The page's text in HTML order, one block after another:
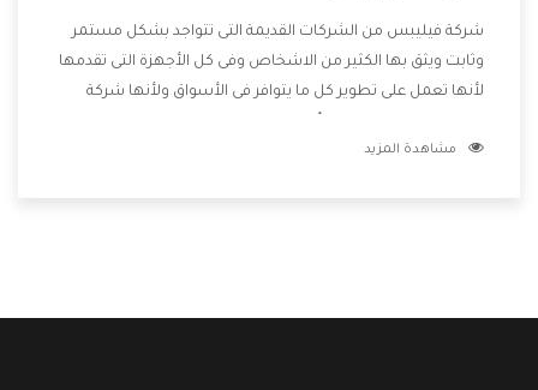
شركة فيليبس من الشركات القديمة التى تتواجد بشكل مستمر
وثابت ويثق بها الكثير من الاشخاص وفى كل الأجهزة التى تقدمها
لأنها تعمل على تطوير كل ما يتوافر فى الأسواق ولأنها شركة
وتقدم للعملاء أقوى العروض والخصومات التى تسهل على
مشاهدة المزيد